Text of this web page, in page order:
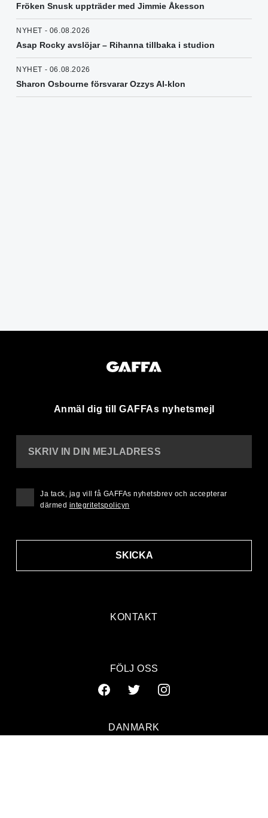
Fröken Snusk uppträder med Jimmie Åkesson
NYHET - 06.08.2026
Asap Rocky avslöjar – Rihanna tillbaka i studion
NYHET - 06.08.2026
Sharon Osbourne försvarar Ozzys AI-klon
Anmäl dig till GAFFAs nyhetsmejl
KONTAKT
SKRIV IN DIN MEJLADRESS
SKICKA
Ja tack, jag vill få GAFFAs nyhetsbrev och accepterar
därmed integritetspolicyn
FÖLJ OSS
DANMARK